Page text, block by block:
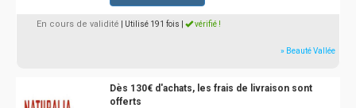
En cours de validité | Utilisé 191 fois vérifié !
» Beauté Vallée
Dès 130€ d'achats, les frais de livraison sont
offerts